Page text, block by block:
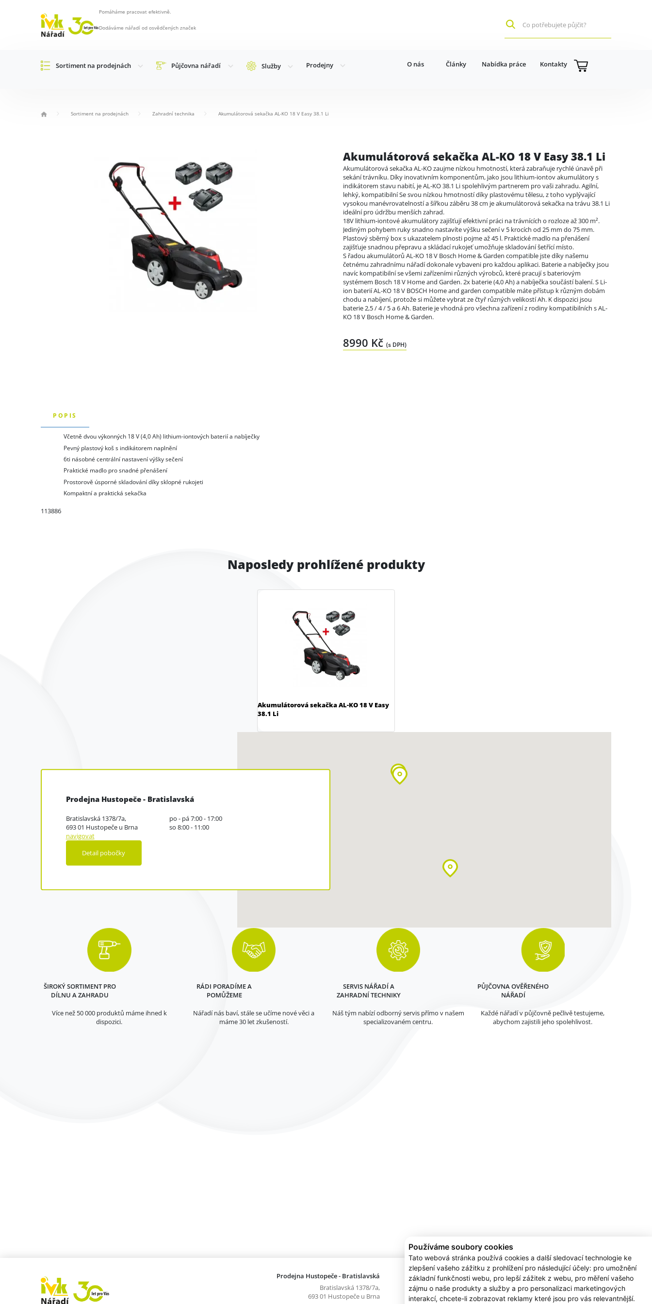
Používáme soubory cookies
Tato webová stránka používá cookies a další sledovací technologie ke
zlepšení vašeho zážitku z prohlížení pro následující účely: pro umožnění
základní funkčnosti webu, pro lepší zážitek z webu, pro měření vašeho
zájmu o naše produkty a služby a pro personalizaci marketingových
interakcí,chcete-li zobrazovat reklamy které jsou pro vás relevantnější.
Pomáháme pracovat efektivně.
Dodáváme nářadí od osvědčených značek
Sortiment na prodejnách Půjčovna nářadí Služby Prodejny O nás Články Nabídka práce Kontakty
Sortiment na prodejnách Zahradní technika Akumulátorová sekačka AL-KO 18 V Easy 38.1 Li
Akumulátorová sekačka AL-KO 18 V Easy 38.1 Li
Akumulátorová sekačka AL-KO zaujme nízkou hmotností, která zabraňuje rychlé únavě při
sekání trávníku. Díky inovativním komponentům, jako jsou lithium-iontov akumulátory s
indikátorem stavu nabití, je AL-KO 38.1 Li spolehlivým partnerem pro vaši zahradu. Agilní,
lehký, kompatibilní Se svou nízkou hmotností díky plastovému tělesu, z toho vyplývající
vysokou manévrovatelností a šířkou záběru 38 cm je akumulátorová sekačka na trávu 38.1 Li
ideální pro údržbu menších zahrad.
18V lithium-iontové akumulátory zajišťují efektivní práci na trávnících o rozloze až 300 m².
Jediným pohybem ruky snadno nastavíte výšku sečení v 5 krocích od 25 mm do 75 mm.
Plastový sběrný box s ukazatelem plnosti pojme až 45 l. Praktické madlo na přenášení
zajišťuje snadnou přepravu a skládací rukojeť umožňuje skladování šetřící místo.
S řadou akumulátorů AL-KO 18 V Bosch Home & Garden compatible jste díky našemu
četnému zahradnímu nářadí dokonale vybaveni pro každou aplikaci. Baterie a nabíječky jsou
navíc kompatibilní se všemi zařízeními různých výrobců, které pracují s bateriovým
systémem Bosch 18 V Home and Garden. 2x baterie (4,0 Ah) a nabíječka součástí balení. S Li-
ion baterií AL-KO 18 V BOSCH Home and garden compatible máte přístup k různým dobám
chodu a nabíjení, protože si můžete vybrat ze čtyř různých velikostí Ah. K dispozici jsou
baterie 2,5 / 4 / 5 a 6 Ah. Baterie je vhodná pro všechna zařízení z rodiny kompatibilních s AL-
KO 18 V Bosch Home & Garden.
8990 Kč (s DPH)
POPIS
Včetně dvou výkonných 18 V (4,0 Ah) lithium-iontových baterií a nabíječky
Pevný plastový koš s indikátorem naplnění
6ti násobné centrální nastavení výšky sečení
Praktické madlo pro snadné přenášení
Prostorově úsporné skladování díky sklopné rukojeti
Kompaktní a praktická sekačka
113886
Naposledy prohlížené produkty
Akumulátorová sekačka AL-KO 18 V Easy
38.1 Li
Prodejna Hustopeče - Bratislavská
Bratislavská 1378/7a,
693 01 Hustopeče u Brna
po - pá 7:00 - 17:00
so 8:00 - 11:00
navigovat
Detail pobočky
ŠIROKÝ SORTIMENT PRO
DÍLNU A ZAHRADU
Více než 50 000 produktů máme ihned k
dispozici.
RÁDI PORADÍME A
POMŮŽEME
Nářadí nás baví, stále se učíme nové věci a
máme 30 let zkušeností.
SERVIS NÁŘADÍ A
ZAHRADNÍ TECHNIKY
Náš tým nabízí odborný servis přímo v našem
specializovaném centru.
PŮJČOVNA OVĚŘENÉHO
NÁŘADÍ
Každé nářadí v půjčovně pečlivě testujeme,
abychom zajistili jeho spolehlivost.
Prodejna Hustopeče - Bratislavská
Bratislavská 1378/7a,
693 01 Hustopeče u Brna
Prodejna Hustopeče - Dukelské
náměstí
Dukelské náměstí 30,
Prodejna Břeclav
Národních hrdinů 22,
690 02 Břeclav